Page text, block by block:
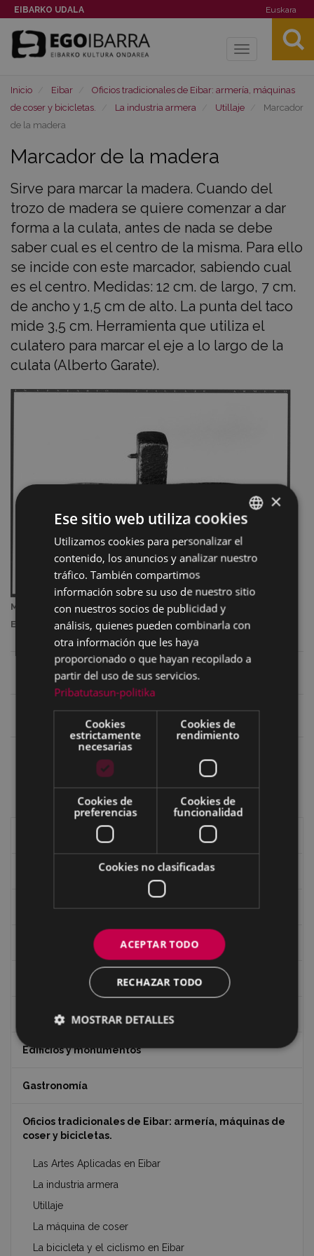
EIBARKO UDALA Euskara
Toggle
Inicio Eibar
Oficios tradicionales de Eibar: armería, máquinas
de coser y bicicletas.
La industria armera Utillaje
Marcador
de la madera
Marcador de la madera
Sirve para marcar la madera. Cuando del
trozo de madera se quiere comenzar a dar
forma a la culata, antes de nada se debe
saber cual es el centro de la misma. Para ello
se incide con este marcador, sabiendo cual
es el centro. Medidas: 12 cm. de largo, 7 cm.
de ancho y 1,5 cm de alto. La punta del taco
mide 3,5 cm. Herramienta que utiliza el
culatero para marcar el eje a lo largo de la
culata (Alberto Garate).
Marcador de la madera. Empresa: Pedro Arrizabalaga de
Eibar. (1994, Archivo Municipal de Eibar).
Nombre en castellano
Marcador de la
madera
Nombre en euskara
Marcador de la
madera
Nombre en euskara
madera
Caseríos y valles
Los mojones o ‘mugarris’ de Eibar
Patrimonio de Eibar
Edificios de Eibar en 360º
Edificios y monumentos
Gastronomía
Oficios tradicionales de Eibar: armería, máquinas de
coser y bicicletas.
Las Artes Aplicadas en Eibar
La industria armera
Utillaje
La máquina de coser
La bicicleta y el ciclismo en Eibar
BASQUE
SPANISH
×
Ese sitio web utiliza cookies
Utilizamos cookies para personalizar el
contenido, los anuncios y analizar nuestro
tráfico. También compartimos
información sobre su uso de nuestro sitio
con nuestros socios de publicidad y
análisis, quienes pueden combinarla con
otra información que les haya
proporcionado o que hayan recopilado a
partir del uso de sus servicios.
Pribatutasun-politika
Cookies
estrictamente
necesarias
Cookies de
rendimiento
Cookies de
preferencias
Cookies de
funcionalidad
Cookies no clasificadas
ACEPTAR TODO
RECHAZAR TODO
MOSTRAR DETALLES